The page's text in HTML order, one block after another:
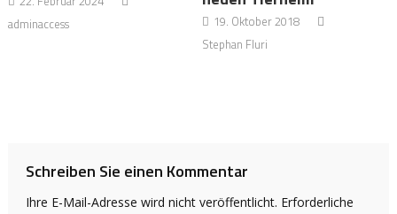
adminaccess
19. Oktober 2018
Stephan Fluri
Schreiben Sie einen Kommentar
Ihre E-Mail-Adresse wird nicht veröffentlicht. Erforderliche